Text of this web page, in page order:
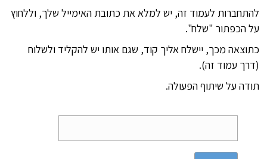
להתחברות לעמוד זה, יש למלא את כתובת האימייל שלך, וללחוץ
על הכפתור "שלח".
כתוצאה מכך, יישלח אליך קוד, שגם אותו יש להקליד ולשלוח
(דרך עמוד זה).
תודה על שיתוף הפעולה.